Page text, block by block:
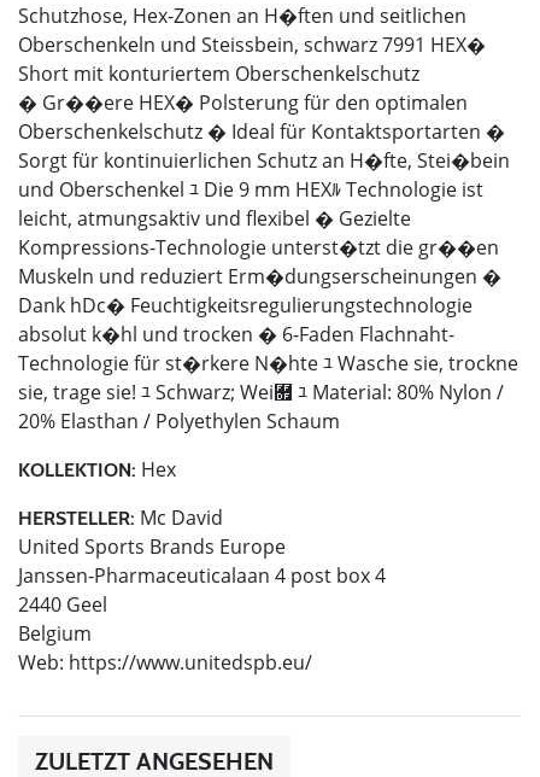
Schutzhose, Hex-Zonen an H�ften und seitlichen
Oberschenkeln und Steissbein, schwarz 7991 HEX�
Short mit konturiertem Oberschenkelschutz
� Gr��ere HEX� Polsterung für den optimalen
Oberschenkelschutz � Ideal für Kontaktsportarten �
Sorgt für kontinuierlichen Schutz an H�fte, Stei�bein
und Oberschenkel ﾕ Die 9 mm HEXﾙ Technologie ist
leicht, atmungsaktiv und flexibel � Gezielte
Kompressions-Technologie unterst�tzt die gr��en
Muskeln und reduziert Erm�dungserscheinungen �
Dank hDc� Feuchtigkeitsregulierungstechnologie
absolut k�hl und trocken � 6-Faden Flachnaht-
Technologie für st�rkere N�hte ﾕ Wasche sie, trockne
sie, trage sie! ﾕ Schwarz; Wei￟ ﾕ Material: 80% Nylon /
20% Elasthan / Polyethylen Schaum
KOLLEKTION: Hex
HERSTELLER: Mc David
United Sports Brands Europe
Janssen-Pharmaceuticalaan 4 post box 4
2440 Geel
Belgium
Web: https://www.unitedspb.eu/
ZULETZT ANGESEHEN